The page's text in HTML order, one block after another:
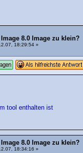
8.0 Image zu klein?
18:29:54 »
tool enthalten ist
8.0 Image zu klein?
18:34:16 »